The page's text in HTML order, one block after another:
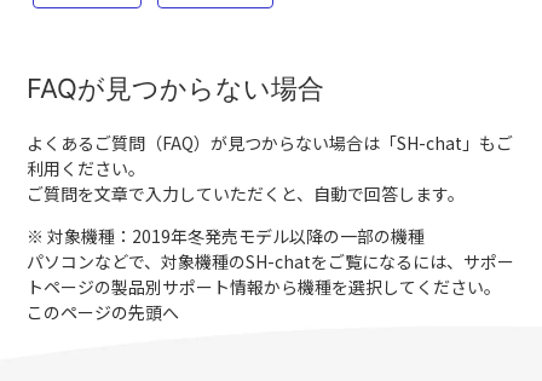
FAQが見つからない場合
よくあるご質問（FAQ）が見つからない場合は「SH-chat 」もご
利用ください。
ご質問を文章で入力していただくと、自動で回答します。
※ 対象機種：2019年冬発売モデル以降の一部の機種
パソコンなどで、対象機種のSH-chatをご覧になるには、サポー
トページの製品別サポート情報から機種を選択してください。
このページの先頭へ